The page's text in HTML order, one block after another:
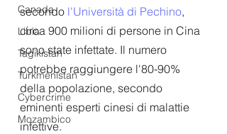
Canada
Libia
Tagikistan
Turkmenistan
Cybercrime
Mozambico
secondo l'Università di Pechino,
circa 900 milioni di persone in Cina
sono state infettate. Il numero
potrebbe raggiungere l'80-90%
della popolazione, secondo
eminenti esperti cinesi di malattie
infettive.